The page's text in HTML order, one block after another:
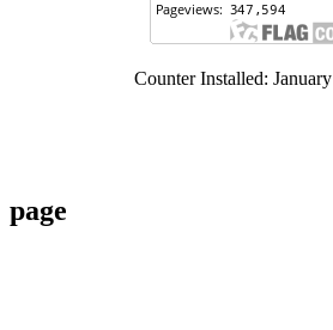
Counter Installed:
page